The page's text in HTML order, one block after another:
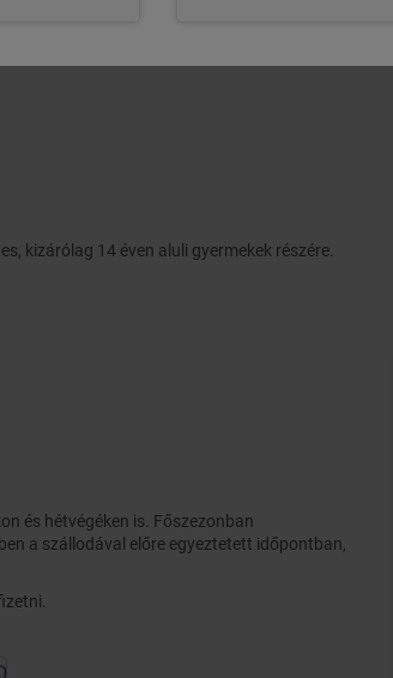
elhelyezés esetén):
kizárólag 14 éven aluli gyermekek részére.
és hétvégéken is. Főszezonban
a szállodával előre egyeztetett időpontban,